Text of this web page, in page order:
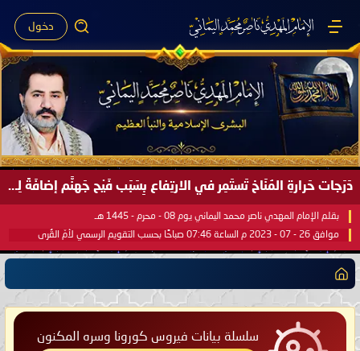
دخول
دَرَجات حَرارةِ المُنَاخ تَستَمِر في الارتِفاع بِسَبَب فَيْح جَهنَّم إضافَةً لِحرارةِ الشَّمس في مُحكَم القُرآن العَظيم ..
بقلم الإمام المهدي ناصر محمد اليماني يوم 08 - محرم - 1445 هـ
موافق 26 - 07 - 2023 م الساعة 07:46 صباحًا بحسب التقويم الرسمي لأمّ القُرى
سلسلة بيانات فيروس كورونا وسره المكنون